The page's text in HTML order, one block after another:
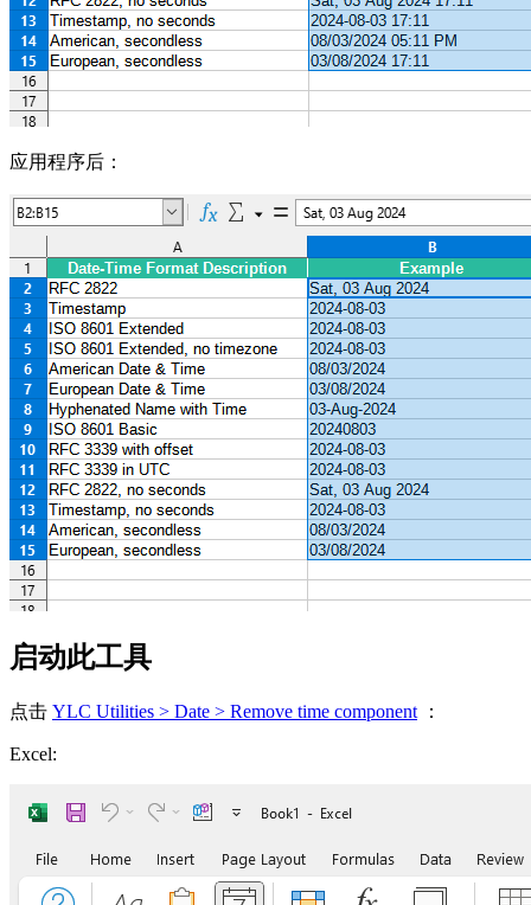
应用程序后：
启动此工具
点击 YLC Utilities > Date > Remove time component ：
Excel: